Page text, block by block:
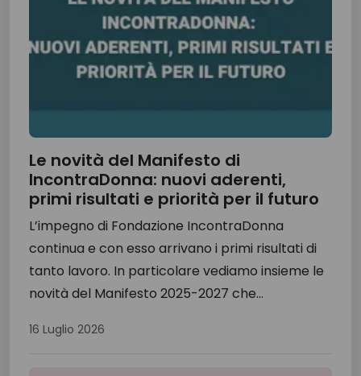
Le novità del Manifesto di
IncontraDonna: nuovi aderenti,
primi risultati e priorità per il futuro
L’impegno di Fondazione IncontraDonna
continua e con esso arrivano i primi risultati di
tanto lavoro. In particolare vediamo insieme le
novità del Manifesto 2025-2027 che...
16 Luglio 2026